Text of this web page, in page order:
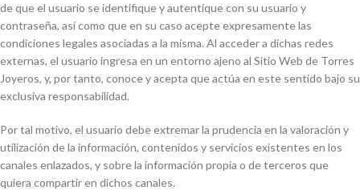
de que el usuario se identifique y autentique con su usuario y
contraseña, así como que en su caso acepte expresamente las
condiciones legales asociadas a la misma. Al acceder a dichas redes
externas, el usuario ingresa en un entorno ajeno al Sitio Web de Torres
Joyeros, y, por tanto, conoce y acepta que actúa en este sentido bajo su
exclusiva responsabilidad.
Por tal motivo, el usuario debe extremar la prudencia en la valoración y
utilización de la información, contenidos y servicios existentes en los
canales enlazados, y sobre la información propia o de terceros que
quiera compartir en dichos canales.